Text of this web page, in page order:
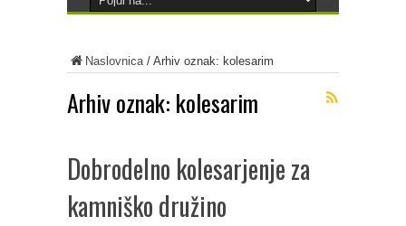
Naslovnica/ Arhiv oznak: kolesarim
Arhiv oznak: kolesarim
Dobrodelno kolesarjenje za
kamniško družino